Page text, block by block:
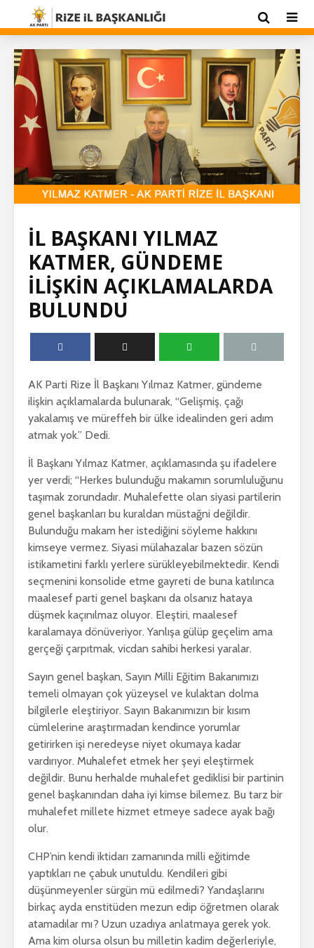
İL BAŞKANI YILMAZ
KATMER, GÜNDEME
İLİŞKİN AÇIKLAMALARDA
BULUNDU
AK Parti Rize İl Başkanı Yılmaz Katmer, gündeme
ilişkin açıklamalarda bulunarak, “Gelişmiş, çağı
yakalamış ve müreffeh bir ülke idealinden geri adım
atmak yok.” Dedi.
İl Başkanı Yılmaz Katmer, açıklamasında şu ifadelere
yer verdi; “Herkes bulunduğu makamın sorumluluğunu
taşımak zorundadır. Muhalefette olan siyasi partilerin
genel başkanları bu kuraldan müstağni değildir.
Bulunduğu makam her istediğini söyleme hakkını
kimseye vermez. Siyasi mülahazalar bazen sözün
istikametini farklı yerlere sürükleyebilmektedir. Kendi
seçmenini konsolide etme gayreti de buna katılınca
maalesef parti genel başkanı da olsanız hataya
düşmek kaçınılmaz oluyor. Eleştiri, maalesef
karalamaya dönüveriyor. Yanlışa gülüp geçelim ama
gerçeği çarpıtmak, vicdan sahibi herkesi yaralar.
Sayın genel başkan, Sayın Milli Eğitim Bakanımızı
temeli olmayan çok yüzeysel ve kulaktan dolma
bilgilerle eleştiriyor. Sayın Bakanımızın bir kısım
cümlelerine araştırmadan kendince yorumlar
getirirken işi neredeyse niyet okumaya kadar
vardırıyor. Muhalefet etmek her şeyi eleştirmek
değildir. Bunu herhalde muhalefet gediklisi bir partinin
genel başkanından daha iyi kimse bilemez. Bu tarz bir
muhalefet millete hizmet etmeye sadece ayak bağı
olur.
CHP’nin kendi iktidarı zamanında milli eğitimde
yaptıkları ne çabuk unutuldu. Kendileri gibi
düşünmeyenler sürgün mü edilmedi? Yandaşlarını
birkaç ayda enstitüden mezun edip öğretmen olarak
atamadılar mı? Uzun uzadıya anlatmaya gerek yok.
Ama kim olursa olsun bu milletin kadim değerleriyle,